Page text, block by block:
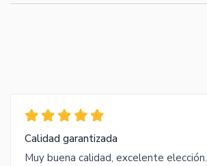
Calidad garantizada
Muy buena calidad, excelente elección.